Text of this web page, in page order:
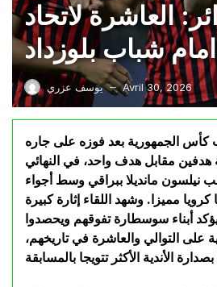
العاشرة لاتحاد
شباب بلوزداد
يوسف عزري — Avril 30, 2026
كأس الجمهورية بعد فوزه على جاره
هدفين مقابل هدف واحد، في النهائي
نيلسون مانديلا ببراقي وسط أجواء
مميزا. وشهد اللقاء إثارة كبيرة
أبناء سوسطارة تفوقهم ويحصدوا
على التوالي والعاشرة في تاريخهم،